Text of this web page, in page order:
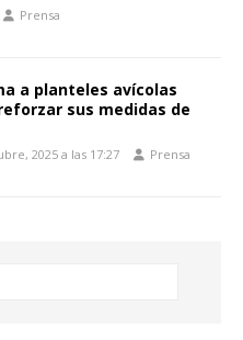
Prensa
a planteles avícolas
sus medidas de
2025 a las 17:27 Prensa